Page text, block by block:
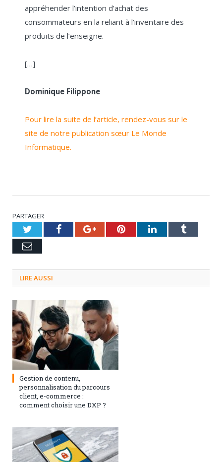
appréhender l’intention d’achat des
consommateurs en la reliant à l’inventaire des
produits de l’enseigne.
[…]
Dominique Filippone
Pour lire la suite de l’article, rendez-vous sur le
site de notre publication sœur Le Monde
Informatique.
PARTAGER
TwitterFacebookGoogle+PinterestLinkedInTumblr
Email
LIRE AUSSI
3 septembre 2024
Gestion de contenu,
personnalisation du parcours
client, e-commerce :
comment choisir une DXP ?